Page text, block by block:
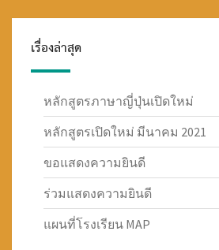
เรื่องล่าสุด
หลักสูตรภาษาญี่ปุ่นเปิดใหม่
หลักสูตรเปิดใหม่ มีนาคม 2021
ขอแสดงความยินดี
ร่วมแสดงความยินดี
แผนที่โรงเรียน MAP